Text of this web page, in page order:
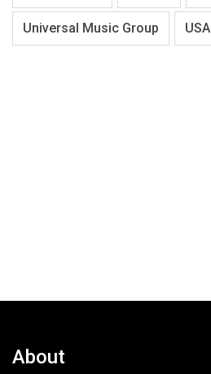
Universal Music Group USA
About